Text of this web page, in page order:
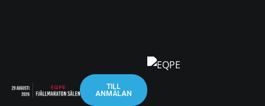
TILL
ANMÄLAN